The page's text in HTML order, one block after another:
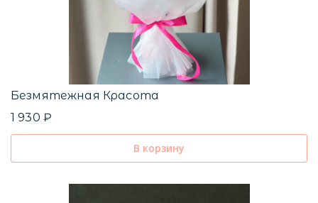
Безмятежная Красота
1 930 ₽
В корзину